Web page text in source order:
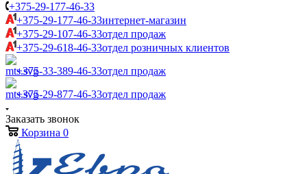
+375-29-177-46-33
+375-29-177-46-33интернет-магазин
+375-29-107-46-33отдел продаж
+375-29-618-46-33отдел розничных клиентов
+375-33-389-46-33отдел продаж
+375-29-877-46-33отдел продаж
Заказать звонок
Корзина 0